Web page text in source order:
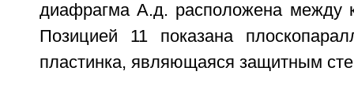
диафрагма А.д. расположена между
Позицией 11 показана
пластинка, являющаяся защитным